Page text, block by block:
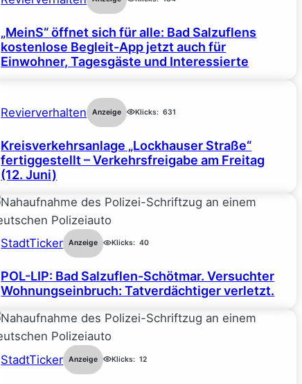
„MeinS“ öffnet sich für alle: Bad Salzuflens
kostenlose Begleit-App jetzt auch für
Einwohner, Tagesgäste und Interessierte
Revierverhalten Anzeige Klicks: 631
Kreisverkehrsanlage „Lockhauser Straße“
fertiggestellt – Verkehrsfreigabe am Freitag
(12. Juni)
StadtTicker Anzeige Klicks: 40
POL-LIP: Bad Salzuflen-Schötmar. Versuchter
Wohnungseinbruch: Tatverdächtiger verletzt.
StadtTicker Anzeige Klicks: 12